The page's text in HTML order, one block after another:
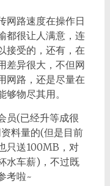
网路速度在操作日
都很让人满意，连
接受的，还有，在
差异很大，不但网
网路，还是尽量在
物尽其用。
员(已经升等成很
料量的(但是目前
只送100MB，对
水车薪)，不过既
考啦~